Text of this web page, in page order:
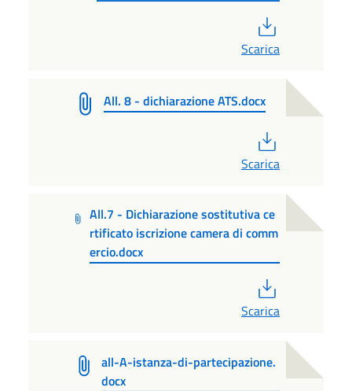
Scarica
All. 8 - dichiarazione ATS.docx
Scarica
All.7 - Dichiarazione sostitutiva ce
rtificato iscrizione camera di comm
ercio.docx
Scarica
all-A-istanza-di-partecipazione.
docx